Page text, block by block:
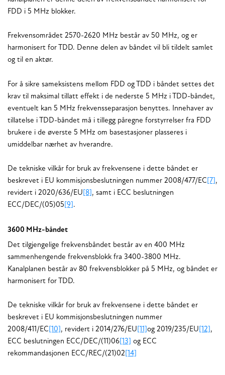
FDD i 5 MHz blokker.
Frekvensområdet 2570-2620 MHz består av 50 MHz, og er
harmonisert for TDD. Denne delen av båndet vil bli tildelt samlet
og til en aktør.
For å sikre sameksistens mellom FDD og TDD i båndet settes det
krav til maksimal tillatt effekt i de nederste 5 MHz i TDD-båndet,
eventuelt kan 5 MHz frekvensseparasjon benyttes. Innehaver av
tillatelse i TDD-båndet må i tillegg påregne forstyrrelser fra FDD
brukere i de øverste 5 MHz om basestasjoner plasseres i
umiddelbar nærhet av hverandre.
De tekniske vilkår for bruk av frekvensene i dette båndet er
beskrevet i EU kommisjonsbeslutningen nummer 2008/477/EC [7] ,
revidert i 2020/636/EU [8] , samt i ECC beslutningen
ECC/DEC/(05)05 [9] .
3600 MHz-båndet
Det tilgjengelige frekvensbåndet består av en 400 MHz
sammenhengende frekvensblokk fra 3400-3800 MHz.
Kanalplanen består av 80 frekvensblokker på 5 MHz, og båndet er
harmonisert for TDD.
De tekniske vilkår for bruk av frekvensene i dette båndet er
beskrevet i EU kommisjonsbeslutningen nummer
2008/411/EC [10] , revidert i 2014/276/EU [11] og 2019/235/EU [12] ,
ECC beslutningen ECC/DEC/(11)06 [13]
og ECC
rekommandasjonen ECC/REC/(21)02 [14]